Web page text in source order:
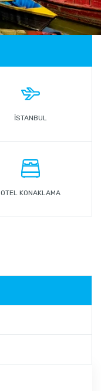
ISTANBUL
OTEL KONAKLAMA